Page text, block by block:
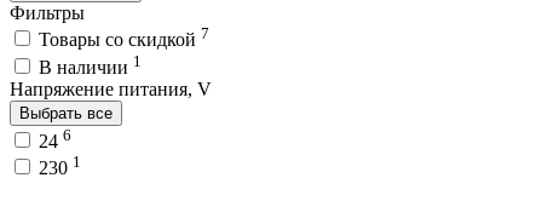
Фильтры
Товары со скидкой 7
В наличии 1
Напряжение питания, V
Выбрать все
24 6
230 1